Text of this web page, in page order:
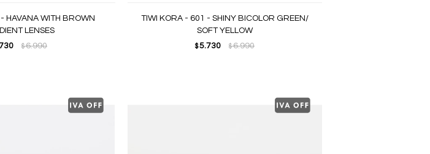
HAVANA WITH BROWN
LENSES
$6.990
TIWI KORA - 601 - SHINY BICOLOR GREEN/
SOFT YELLOW
$ 5.730 $6.990